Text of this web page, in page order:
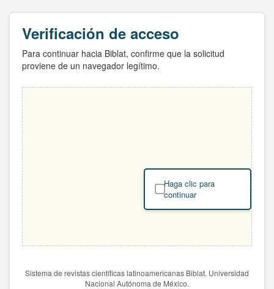
Verificación de acceso
Para continuar hacia Biblat, confirme que la solicitud
proviene de un navegador legítimo.
Haga clic para
continuar
Sistema de revistas científicas latinoamericanas Biblat. Universidad
Nacional Autónoma de México.